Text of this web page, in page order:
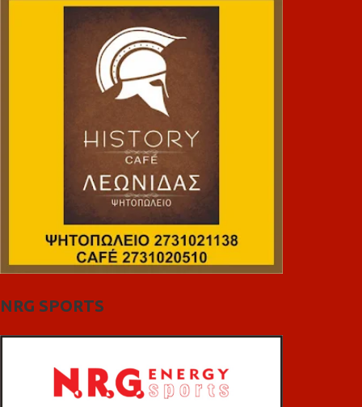
NRG SPORTS